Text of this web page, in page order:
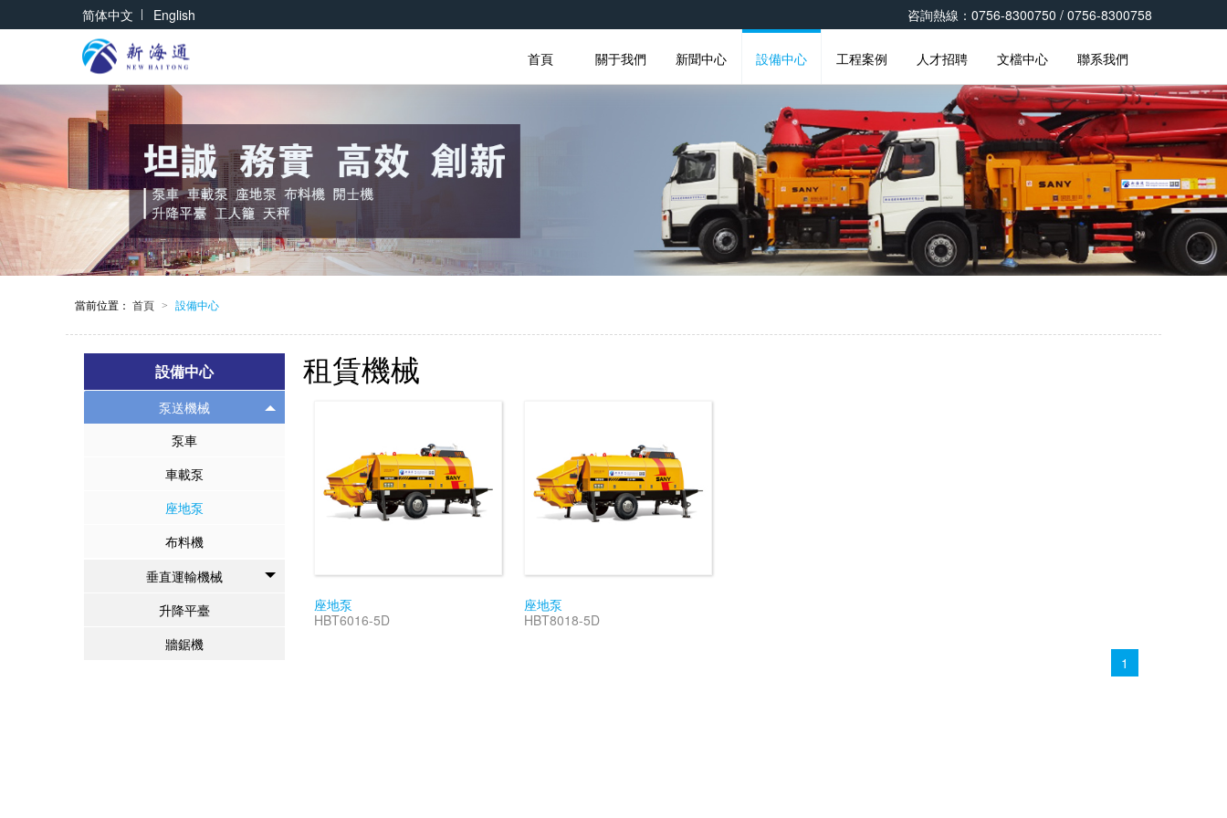
简体中文 | English 咨詢熱線：0756-8300750 / 0756-8300758
首頁 關于我們 新聞中心 設備中心 工程案例 人才招聘 文檔中心 聯系我們
當前位置： 首頁 > 設備中心
設備中心
泵送機械
泵車
車載泵
座地泵
布料機
垂直運輸機械
升降平臺
牆鋸機
租賃機械
座地泵
HBT6016-5D
座地泵
HBT8018-5D
1